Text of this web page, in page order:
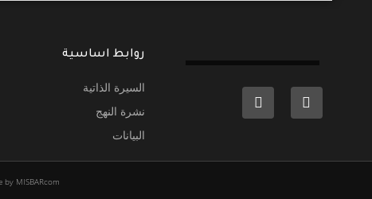
روابط اساسية
السيرة الذاتية
نشرة النهج
البيانات
by MISBARcom